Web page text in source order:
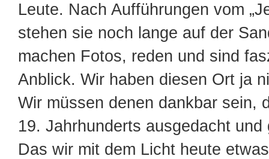
Leute. Nach Aufführungen vom
stehen sie noch lange auf der
machen Fotos, reden und sind
Anblick. Wir haben diesen Ort ja
Wir müssen denen dankbar sein,
19. Jahrhunderts ausgedacht
Das wir mit dem Licht heute